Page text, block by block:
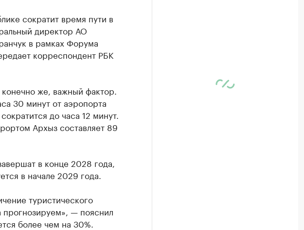
сократит время пути в
директор АО
в рамках Форума
корреспондент РБК
же, важный фактор.
30 минут от аэропорта
до часа 12 минут.
Архыз составляет 89
в конце 2028 года,
в начале 2029 года.
туристического
— пояснил
более чем на 30%.